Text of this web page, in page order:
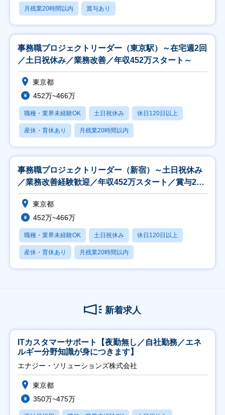
月残業20時間以内 賞与あり
事務職プロジェクトリーダー（東京駅）～在宅週2回
／土日祝休み／業務改善／年収452万スタート～
東京都
452万~466万
職種・業界未経験OK 土日祝休み 休日120日以上
産休・育休あり 月残業20時間以内
事務職プロジェクトリーダー（新宿）～土日祝休み
／業務改善経験歓迎／年収452万スタート／賞与2回
～
東京都
452万~466万
職種・業界未経験OK 土日祝休み 休日120日以上
産休・育休あり 月残業20時間以内
新着求人
ITカスタマーサポート【夜勤無し／自社勤務／エネ
ルギー分野知識が身につきます】
エナジー・ソリューションズ株式会社
東京都
350万~475万